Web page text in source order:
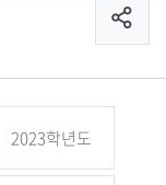
2023학년도